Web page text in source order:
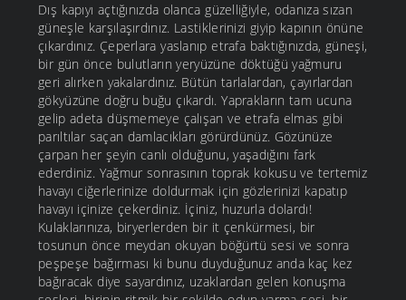
Dış kapıyı açtığınızda olanca güzelliğiyle, odanıza sızan
güneşle karşılaşırdınız. Lastiklerinizi giyip kapının önüne
çıkardınız. Çeperlara yaslanıp etrafa baktığınızda, güneşi,
bir gün önce bulutların yeryüzüne döktüğü yağmuru
geri alırken yakalardınız. Bütün tarlalardan, çayırlardan
gökyüzüne doğru buğu çıkardı. Yaprakların tam ucuna
gelip adeta düşmemeye çalışan ve etrafa elmas gibi
parıltılar saçan damlacıkları görürdünüz. Gözünüze
çarpan her şeyin canlı olduğunu, yaşadığını fark
ederdiniz. Yağmur sonrasının toprak kokusu ve tertemiz
havayı ciğerlerinize doldurmak için gözlerinizi kapatıp
havayı içinize çekerdiniz. İçiniz, huzurla dolardı!
Kulaklarınıza, biryerlerden bir it çenkürmesi, bir
tosunun önce meydan okuyan böğürtü sesi ve sonra
peşpeşe bağırması ki bunu duyduğunuz anda kaç kez
bağıracak diye sayardınız, uzaklardan gelen konuşma